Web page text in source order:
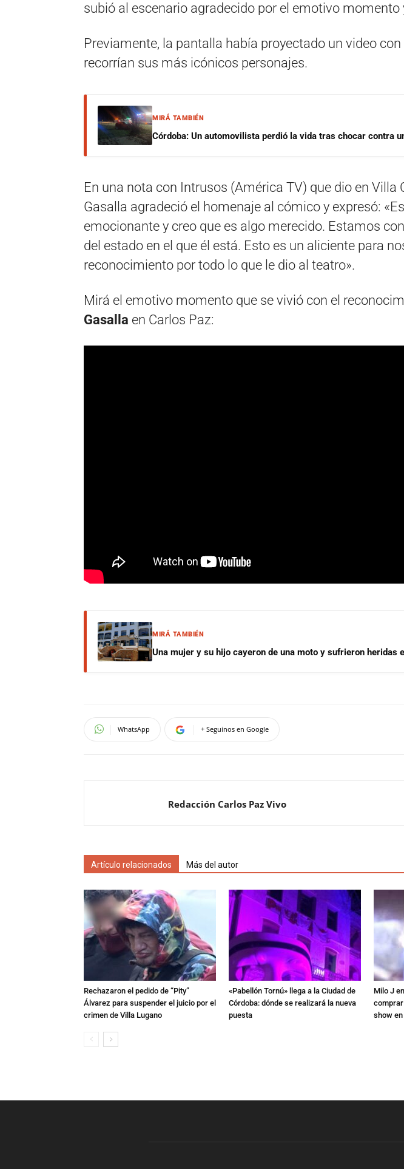
subió al escenario agradecido por el emotivo
Previamente, la pantalla había proyectado un video
recorrían sus más icónicos personajes.
MIRÁ TAMBIÉN
Córdoba: Un automovilista perdió la vida tras chocar contra
En una nota con Intrusos (América TV) que dio en Villa
Gasalla agradeció el homenaje al cómico y expresó:
emocionante y creo que es algo merecido. Estamos
del estado en el que él está. Esto es un aliciente para
reconocimiento por todo lo que le dio al teatro».
Mirá el emotivo momento que se vivió con el
Gasalla en Carlos Paz:
MIRÁ TAMBIÉN
Una mujer y su hijo cayeron de una moto y sufrieron heridas
WhatsApp + Seguinos en Google
Redacción Carlos Paz Vivo
Artículo relacionados Más del autor
Rechazaron el pedido de “Pity”
Álvarez para suspender el juicio por el
crimen de Villa Lugano
«Pabellón Tornú» llega a la Ciudad de
Córdoba: dónde se realizará la nueva
puesta
Milo J
show